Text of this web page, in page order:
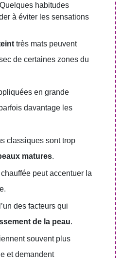
habitudes
à éviter les sensations
très mats peuvent
de certaines zones du
en grande
davantage les
classiques sont trop
matures.
peut accentuer la
des facteurs qui
de la peau.
souvent plus
et demandent